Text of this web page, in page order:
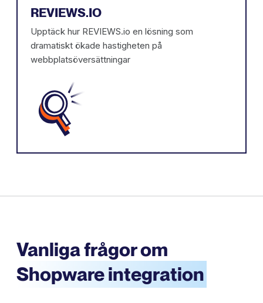
REVIEWS.IO
Upptäck hur REVIEWS.io en lösning som
dramatiskt ökade hastigheten på
webbplatsöversättningar
Vanliga frågor om
Shopware integration